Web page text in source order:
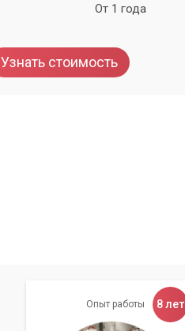
От 1 года
Узнать стоимость
Опыт работы 8 лет